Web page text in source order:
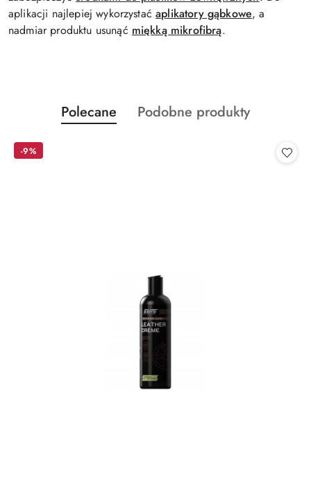
aplikacji najlepiej wykorzystaćaplikatory gąbkowe, a
nadmiar produktu usunąć miękką mikrofibrą.
Pomiń karuzelę produktów
Produkty
o
Polecane
Produkty
Podobne produkty
-9%